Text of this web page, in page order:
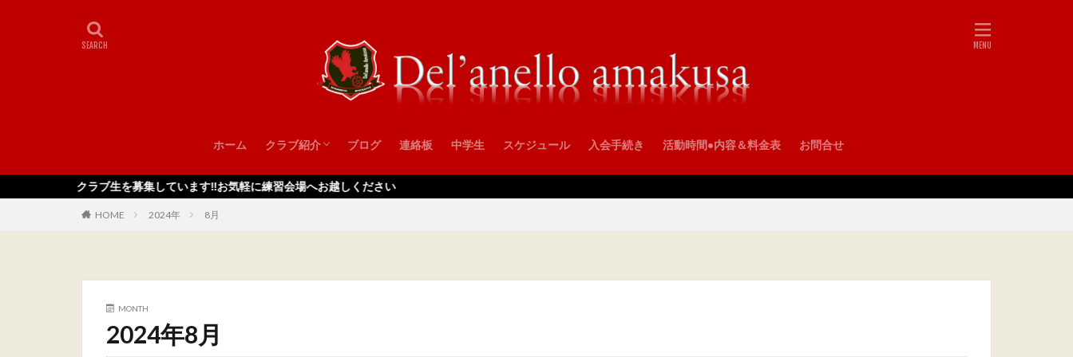
ホーム クラブ紹介
スタッフ
ブログ 連絡板 中学生 スケジュール 入会手続き 活動時間•内容＆料金表 お問合せ
クラブ生を募集しています‼️お気軽に練習会場へお越しください
HOME 2024年 8月
MONTH
2024年8月